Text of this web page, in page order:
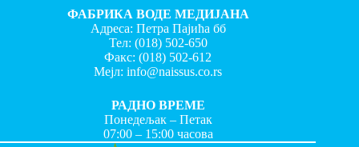
ФАБРИКА ВОДЕ МЕДИЈАНА
Адреса: Петра Пајића бб
Тел: (018) 502-650
Факс:(018) 502-612
Мејл:info@naissus.co.rs
РАДНО ВРЕМЕ
Понедељак – Петак
07:00 – 15:00 часова